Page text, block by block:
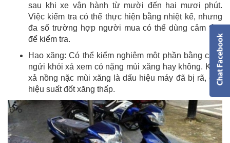
sau khi xe vận hành từ mười đến hai mươi phút.
Việc kiểm tra có thể thực hiện bằng nhiệt kế, nhưng
đa số trường hợp người mua có thể dùng cảm tính
để kiểm tra.
Hao xăng: Có thể kiểm nghiệm một phần bằng cách
ngửi khói xả xem có nặng mùi xăng hay không. Khói
xả nồng nặc mùi xăng là dấu hiệu máy đã bị rã, cho
hiệu suất đốt xăng thấp.